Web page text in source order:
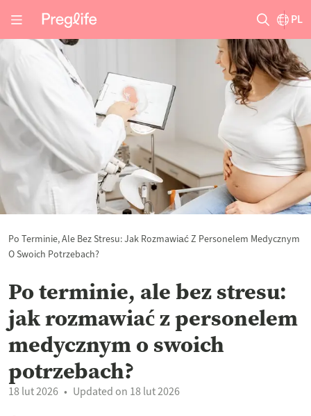
PL
Po Terminie, Ale Bez Stresu: Jak Rozmawiać Z Personelem Medycznym
O Swoich Potrzebach?
Po terminie, ale bez stresu:
jak rozmawiać z personelem
medycznym o swoich
potrzebach?
18 lut 2026 Updated on 18 lut 2026